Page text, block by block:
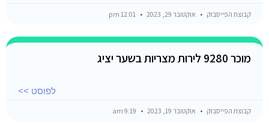
קבוצת הפייסבוק אוקטובר 29, 2023
מוכר 9280 לירות מצריות בשער יציג
לפוסט >>
קבוצת הפייסבוק אוקטובר 19, 2023